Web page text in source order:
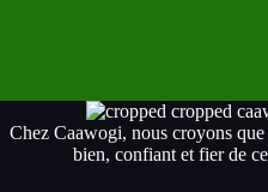
Chez Caawogi, nous croyons
bien, confiant et fier de